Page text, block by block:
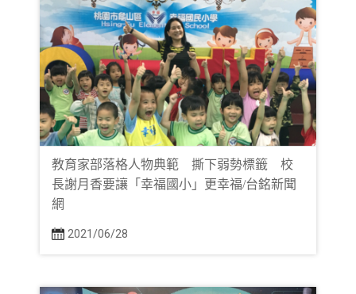
教育家部落格人物典範 撕下弱勢標籤 校
長謝月香要讓「幸福國小」更幸福/台銘新聞
網
2021/06/28